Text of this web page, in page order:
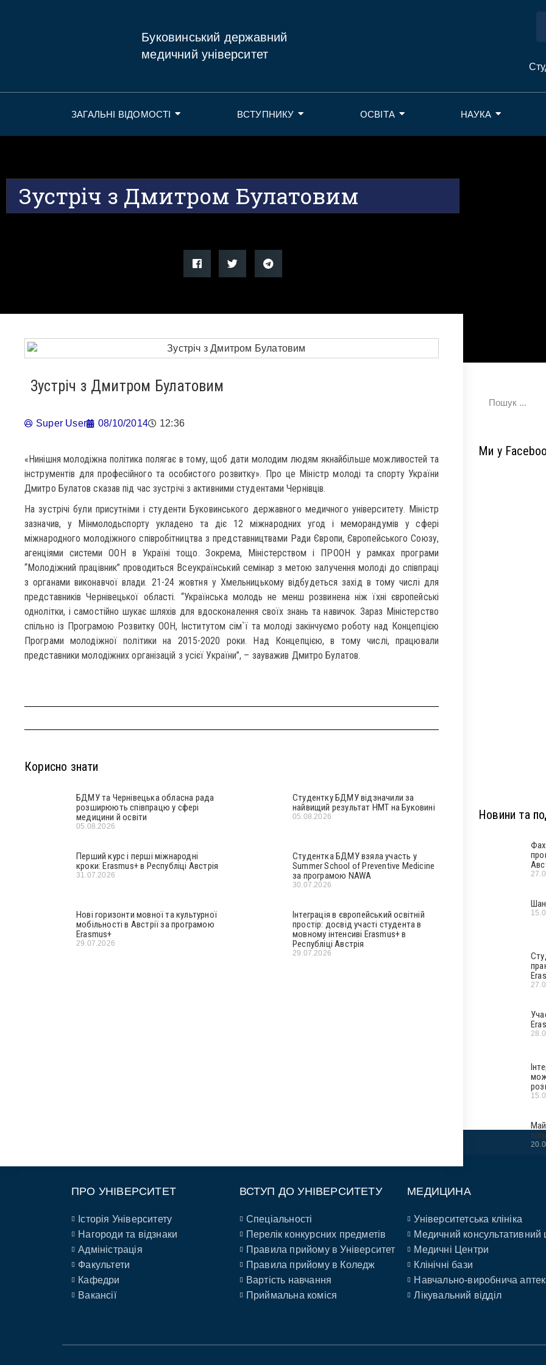
Буковинський державний
медичний університет
ЗАГАЛЬНІ ВІДОМОСТІ ВСТУПНИКУ ОСВІТА НАУКА
Зустріч з Дмитром Булатовим
Зустріч з Дмитром Булатовим
Super User 08/10/2014 12:36
«Нинішня молодіжна політика полягає в тому, щоб дати молодим людям якнайбільше можливостей та
інструментів для професійного та особистого розвитку». Про це Міністр молоді та спорту України
Дмитро Булатов сказав під час зустрічі з активними студентами Чернівців.
На зустрічі були присутніми і студенти Буковинського державного медичного університету. Міністр
зазначив, у Мінмолодьспорту укладено та діє 12 міжнародних угод і меморандумів у сфері
міжнародного молодіжного співробітництва з представництвами Ради Європи, Європейського Союзу,
агенціями системи ООН в Україні тощо. Зокрема, Міністерством і ПРООН у рамках програми
“Молодіжний працівник” проводиться Всеукраїнський семінар з метою залучення молоді до співпраці
з органами виконавчої влади. 21-24 жовтня у Хмельницькому відбудеться захід в тому числі для
представників Чернівецької області. “Українська молодь не менш розвинена ніж їхні європейські
однолітки, і самостійно шукає шляхів для вдосконалення своїх знань та навичок. Зараз Міністерство
спільно із Програмою Розвитку ООН, Інститутом сім`ї та молоді закінчуємо роботу над Концепцією
Програми молодіжної політики на 2015-2020 роки. Над Концепцією, в тому числі, працювали
представники молодіжних організацій з усієї України”, – зауважив Дмитро Булатов.
Корисно знати
БДМУ та Чернівецька обласна рада
розширюють співпрацю у сфері
медицини й освіти
05.08.2026
Студентку БДМУ відзначили за
найвищий результат НМТ на Буковині
05.08.2026
Перший курс і перші міжнародні
кроки: Erasmus+ в Республіці Австрія
31.07.2026
Студентка БДМУ взяла участь у
Summer School of Preventive Medicine
за програмою NAWA
30.07.2026
Нові горизонти мовної та культурної
мобільності в Австрії за програмою
Erasmus+
29.07.2026
Інтеграція в європейський освітній
простір: досвід участі студента в
мовному інтенсиві Erasmus+ в
Республіці Австрія
29.07.2026
Ми у
Новини та
ПРО УНІВЕРСИТЕТ
Історія Університету
Нагороди та відзнаки
Адміністрація
Факультети
Кафедри
Вакансії
ВСТУП ДО УНІВЕРСИТЕТУ
Спеціальності
Перелік конкурсних предметів
Правила прийому в Університет
Правила прийому в Коледж
Вартість навчання
Приймальна коміся
МЕДИЦИНА
Університетська клініка
Медичний консультативний
Медичні Центри
Клінічні бази
Навчально-виробнича
Лікувальний відділ